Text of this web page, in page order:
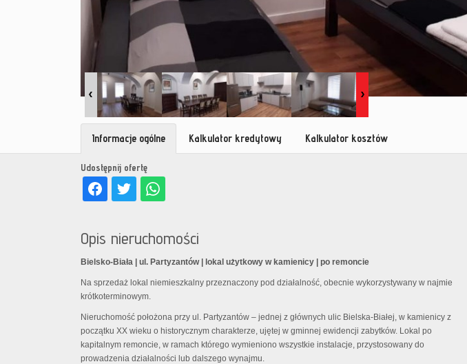
Udostępnij ofertę
Informacje ogólne Kalkulator kredytowy Kalkulator kosztów
Opis nieruchomości
Bielsko-Biała | ul. Partyzantów | lokal użytkowy w kamienicy | po remoncie
Na sprzedaż lokal niemieszkalny przeznaczony pod działalność, obecnie wykorzystywany w najmie
krótkoterminowym.
Nieruchomość położona przy ul. Partyzantów – jednej z głównych ulic Bielska-Białej, w kamienicy z
początku XX wieku o historycznym charakterze, ujętej w gminnej ewidencji zabytków. Lokal po
kapitalnym remoncie, w ramach którego wymieniono wszystkie instalacje, przystosowany do
prowadzenia działalności lub dalszego wynajmu.